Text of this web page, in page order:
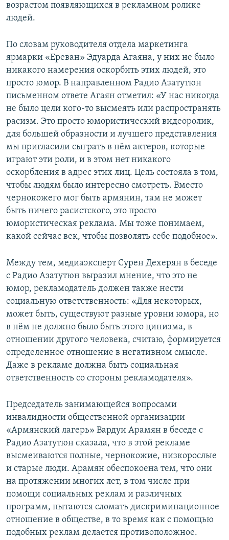
возрастом появляющихся в рекламном ролике
людей.
По словам руководителя отдела маркетинга
ярмарки «Ереван» Эдуарда Агаяна, у них не было
никакого намерения оскорбить этих людей, это
просто юмор. В направленном Радио Азатутюн
письменном ответе Агаян отметил: «У нас никогда
не было цели кого-то высмеять или распространять
расизм. Это просто юмористический видеоролик,
для большей образности и лучшего представления
мы пригласили сыграть в нём актеров, которые
играют эти роли, и в этом нет никакого
оскорбления в адрес этих лиц. Цель состояла в том,
чтобы людям было интересно смотреть. Вместо
чернокожего мог быть армянин, там не может
быть ничего расистского, это просто
юмористическая реклама. Мы тоже понимаем,
какой сейчас век, чтобы позволять себе подобное».
Между тем, медиаэксперт Сурен Дехерян в беседе
с Радио Азатутюн выразил мнение, что это не
юмор, рекламодатель должен также нести
социальную ответственность: «Для некоторых,
может быть, существуют разные уровни юмора, но
в нём не должно было быть этого цинизма, в
отношении другого человека, считаю, формируется
определенное отношение в негативном смысле.
Даже в рекламе должна быть социальная
ответственность со стороны рекламодателя».
Председатель занимающейся вопросами
инвалидности общественной организации
«Армянский лагерь» Вардуи Арамян в беседе с
Радио Азатутюн сказала, что в этой рекламе
высмеиваются полные, чернокожие, низкорослые
и старые люди. Арамян обеспокоена тем, что они
на протяжении многих лет, в том числе при
помощи социальных реклам и различных
программ, пытаются сломать дискриминационное
отношение в обществе, в то время как с помощью
подобных реклам делается противоположное.